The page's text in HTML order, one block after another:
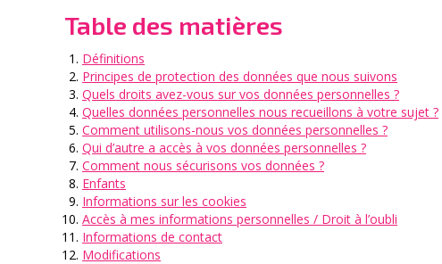
Table des matières
Définitions
Principes de protection des données que nous suivons
Quels droits avez-vous sur vos données personnelles ?
Quelles données personnelles nous recueillons à votre sujet ?
Comment utilisons-nous vos données personnelles ?
Qui d’autre a accès à vos données personnelles ?
Comment nous sécurisons vos données ?
Enfants
Informations sur les cookies
Accès à mes informations personnelles / Droit à l’oubli
Informations de contact
Modifications